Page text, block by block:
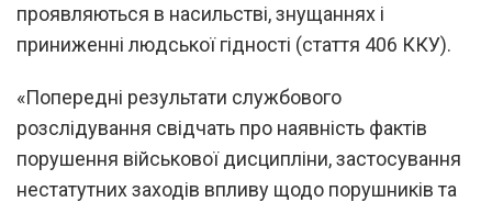
проявляються в насильстві, знущаннях і
приниженні людської гідності (стаття 406 ККУ).
«Попередні результати службового
розслідування свідчать про наявність фактів
порушення військової дисципліни, застосування
нестатутних заходів впливу щодо порушників та